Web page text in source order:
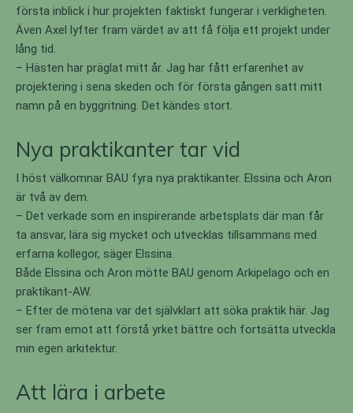
första inblick i hur projekten faktiskt fungerar i verkligheten.
Även Axel lyfter fram värdet av att få följa ett projekt under
lång tid.
– Hästen har präglat mitt år. Jag har fått erfarenhet av
projektering i sena skeden och för första gången satt mitt
namn på en byggritning. Det kändes stort.
Nya praktikanter tar vid
I höst välkomnar BAU fyra nya praktikanter. Elssina och Aron
är två av dem.
– Det verkade som en inspirerande arbetsplats där man får
ta ansvar, lära sig mycket och utvecklas tillsammans med
erfarna kollegor, säger Elssina.
Både Elssina och Aron mötte BAU genom Arkipelago och en
praktikant-AW.
– Efter de mötena var det självklart att söka praktik här. Jag
ser fram emot att förstå yrket bättre och fortsätta utveckla
min egen arkitektur.
Att lära i arbete